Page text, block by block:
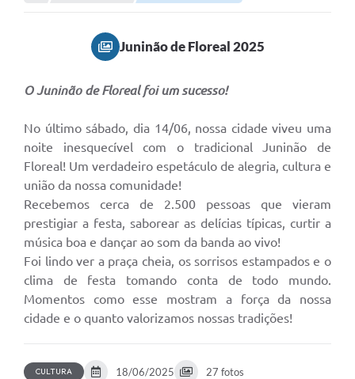
Juninão de Floreal 2025
O Juninão de Floreal foi um sucesso!
No último sábado, dia 14/06, nossa cidade viveu uma
noite inesquecível com o tradicional Juninão de
Floreal! Um verdadeiro espetáculo de alegria, cultura e
união da nossa comunidade!
Recebemos cerca de 2.500 pessoas que vieram
prestigiar a festa, saborear as delícias típicas, curtir a
música boa e dançar ao som da banda ao vivo!
Foi lindo ver a praça cheia, os sorrisos estampados e o
clima de festa tomando conta de todo mundo.
Momentos como esse mostram a força da nossa
cidade e o quanto valorizamos nossas tradições!
CULTURA 18/06/2025 27 fotos